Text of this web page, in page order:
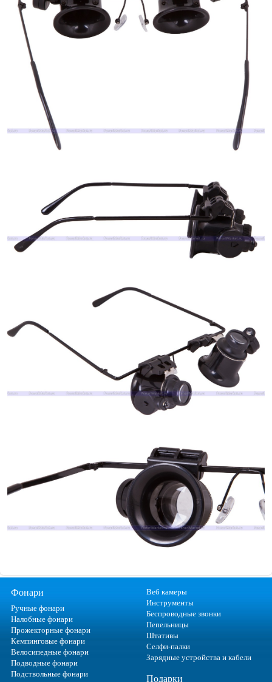
Фонари
Ручные фонари
Налобные фонари
Прожекторные фонари
Кемпинговые фонари
Велосипедные фонари
Подводные фонари
Подствольные фонари
Веб камеры
Инструменты
Беспроводные звонки
Пепельницы
Штативы
Селфи-палки
Зарядные устройства и кабели
Подарки